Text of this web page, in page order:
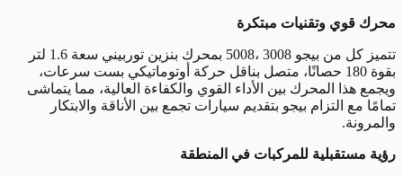
محرك قوي وتقنيات مبتكرة
تتميز كل من بيجو 3008 ،5008 بمحرك بنزين توربيني سعة 1.6 لتر
بقوة 180 حصانًا، متصل بناقل حركة أوتوماتيكي بست سرعات،
ويجمع هذا المحرك بين الأداء القوي والكفاءة العالية، مما يتماشى
تمامًا مع التزام بيجو بتقديم سيارات تجمع بين الأناقة والابتكار
والمرونة.
رؤية مستقبلية للمركبات في المنطقة